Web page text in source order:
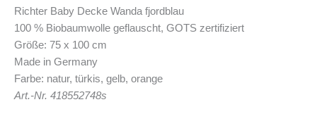
Richter Baby Decke Wanda fjordblau
100 % Biobaumwolle geflauscht, GOTS zertifiziert
Größe: 75 x 100 cm
Made in Germany
Farbe: natur, türkis, gelb, orange
Art.-Nr. 418552748s